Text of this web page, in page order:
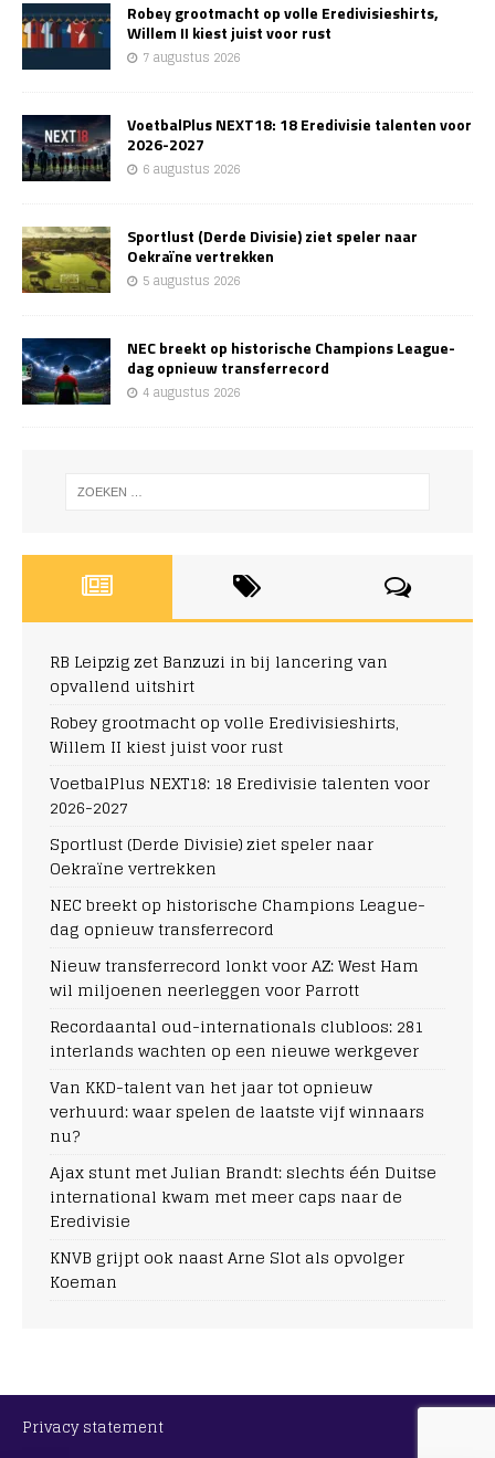
Robey grootmacht op volle Eredivisieshirts,
Willem II kiest juist voor rust
7 augustus 2026
VoetbalPlus NEXT18: 18 Eredivisie talenten voor
2026-2027
6 augustus 2026
Sportlust (Derde Divisie) ziet speler naar
Oekraïne vertrekken
5 augustus 2026
NEC breekt op historische Champions League-
dag opnieuw transferrecord
4 augustus 2026
RB Leipzig zet Banzuzi in bij lancering van
opvallend uitshirt
Robey grootmacht op volle Eredivisieshirts,
Willem II kiest juist voor rust
VoetbalPlus NEXT18: 18 Eredivisie talenten voor
2026-2027
Sportlust (Derde Divisie) ziet speler naar
Oekraïne vertrekken
NEC breekt op historische Champions League-
dag opnieuw transferrecord
Nieuw transferrecord lonkt voor AZ: West Ham
wil miljoenen neerleggen voor Parrott
Recordaantal oud-internationals clubloos: 281
interlands wachten op een nieuwe werkgever
Van KKD-talent van het jaar tot opnieuw
verhuurd: waar spelen de laatste vijf winnaars
nu?
Ajax stunt met Julian Brandt: slechts één Duitse
international kwam met meer caps naar de
Eredivisie
KNVB grijpt ook naast Arne Slot als opvolger
Koeman
Privacy statement